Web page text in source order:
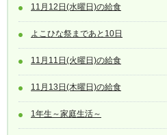
11月12日(水曜日)の給食
よこひな祭まであと10日
11月11日(火曜日)の給食
11月13日(木曜日)の給食
1年生～家庭生活～